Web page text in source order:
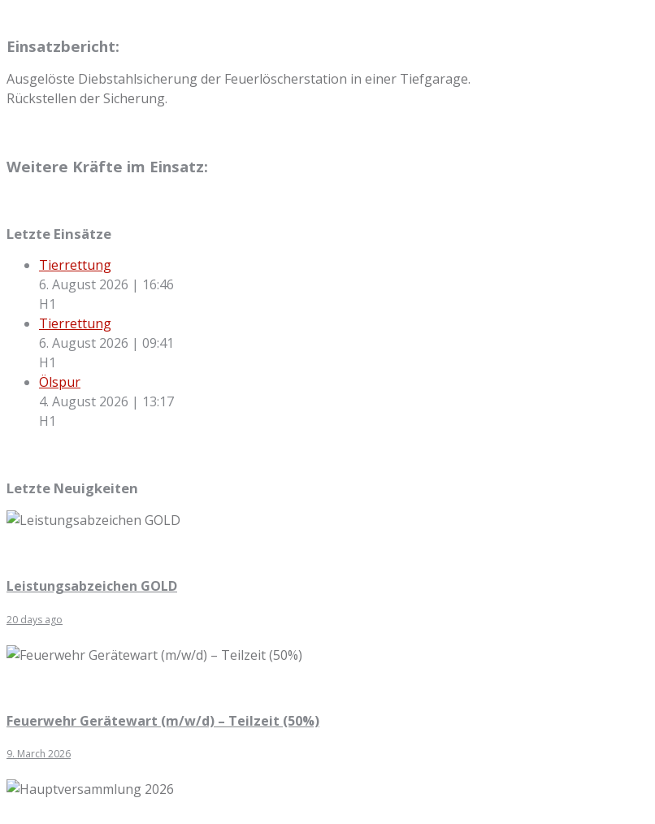
Einsatzbericht:
Ausgelöste Diebstahlsicherung der Feuerlöscherstation in einer Tiefgarage.
Rückstellen der Sicherung.
Weitere Kräfte im Einsatz:
Letzte Einsätze
Tierrettung
6. August 2026 | 16:46
H1
Tierrettung
6. August 2026 | 09:41
H1
Ölspur
4. August 2026 | 13:17
H1
Letzte Neuigkeiten
Leistungsabzeichen GOLD
20 days ago
Feuerwehr Gerätewart (m/w/d) – Teilzeit (50%)
9. March 2026